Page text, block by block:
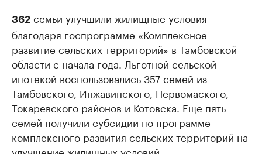
362 семьи улучшили жилищные условия
благодаря госпрограмме «Комплексное
развитие сельских территорий» в Тамбовской
области с начала года. Льготной сельской
ипотекой воспользовались 357 семей из
Тамбовского, Инжавинского, Первомаского,
Токаревского районов и Котовска. Еще пять
семей получили субсидии по программе
комплексного развития сельских территорий на